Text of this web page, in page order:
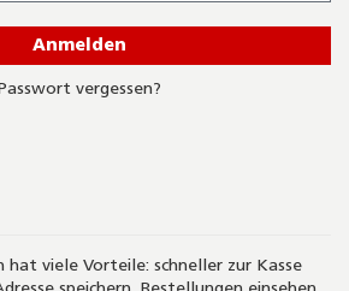
Anmelden
vergessen?
viele Vorteile: schneller zur Kasse